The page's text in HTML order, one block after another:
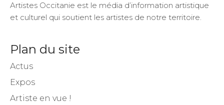
Artistes Occitanie est le média d’information artistique
et culturel qui soutient les artistes de notre territoire.
Plan du site
Actus
Expos
Artiste en vue !